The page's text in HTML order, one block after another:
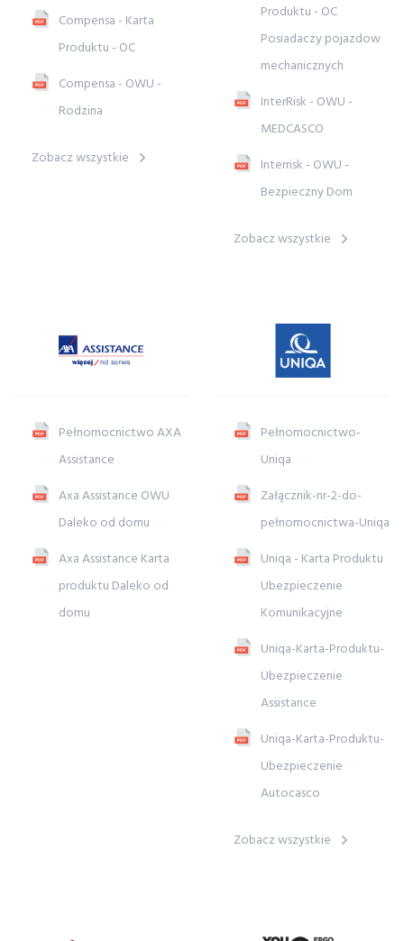
Compensa - Karta
Produktu - OC
Compensa - OWU -
Rodzina
Zobacz wszystkie
Produktu - OC
Posiadaczy pojazdow
mechanicznych
InterRisk - OWU -
MEDCASCO
Interrisk - OWU -
Bezpieczny Dom
Zobacz wszystkie
Pełnomocnictwo AXA
Assistance
Axa Assistance OWU
Daleko od domu
Axa Assistance Karta
produktu Daleko od
domu
Pełnomocnictwo-
Uniqa
Załącznik-nr-2-do-
pełnomocnictwa-Uniqa
Uniqa - Karta Produktu
Ubezpieczenie
Komunikacyjne
Uniqa-Karta-Produktu-
Ubezpieczenie
Assistance
Uniqa-Karta-Produktu-
Ubezpieczenie
Autocasco
Zobacz wszystkie